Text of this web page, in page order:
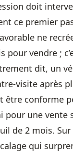
doit
ce premier
ne
pour vendre ;
dit, un
visite après
être conforme
pour une vente
de 2 mois. Sur
qui